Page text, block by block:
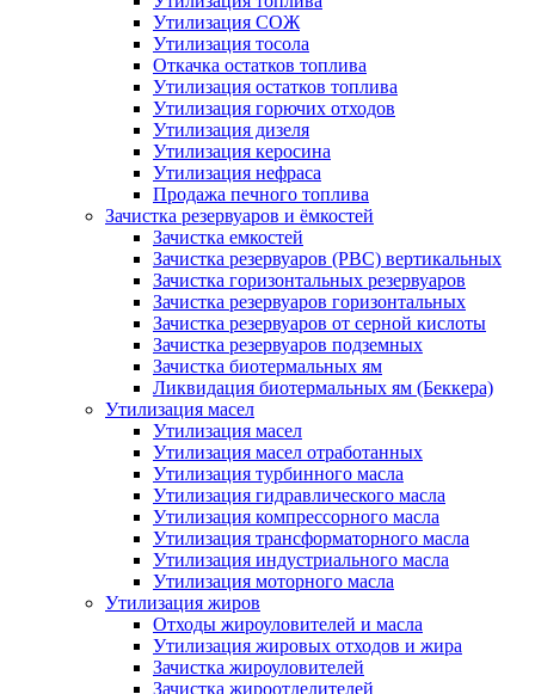
Утилизация СОЖ
Утилизация тосола
Откачка остатков топлива
Утилизация остатков топлива
Утилизация горючих отходов
Утилизация дизеля
Утилизация керосина
Утилизация нефраса
Продажа печного топлива
Зачистка резервуаров и ёмкостей
Зачистка емкостей
Зачистка резервуаров (РВС) вертикальных
Зачистка горизонтальных резервуаров
Зачистка резервуаров горизонтальных
Зачистка резервуаров от серной кислоты
Зачистка резервуаров подземных
Зачистка биотермальных ям
Ликвидация биотермальных ям (Беккера)
Утилизация масел
Утилизация масел
Утилизация масел отработанных
Утилизация турбинного масла
Утилизация гидравлического масла
Утилизация компрессорного масла
Утилизация трансформаторного масла
Утилизация индустриального масла
Утилизация моторного масла
Утилизация жиров
Отходы жироуловителей и масла
Утилизация жировых отходов и жира
Зачистка жироуловителей
Зачистка жироотделителей